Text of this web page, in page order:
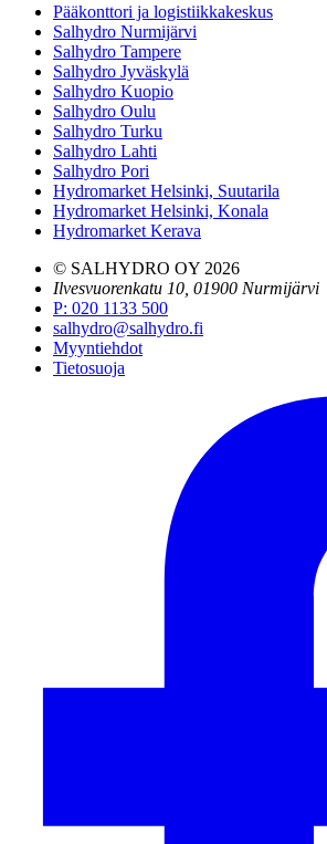
Pääkonttori ja logistiikkakeskus
Salhydro Nurmijärvi
Salhydro Tampere
Salhydro Jyväskylä
Salhydro Kuopio
Salhydro Oulu
Salhydro Turku
Salhydro Lahti
Salhydro Pori
Hydromarket Helsinki, Suutarila
Hydromarket Helsinki, Konala
Hydromarket Kerava
© SALHYDRO OY 2026
Ilvesvuorenkatu 10, 01900 Nurmijärvi
P: 020 1133 500
salhydro@salhydro.fi
Myyntiehdot
Tietosuoja